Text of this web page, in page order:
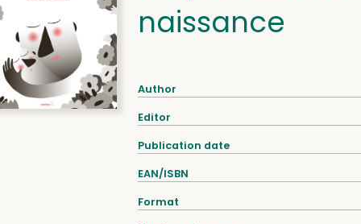
naissance
Author
Editor
Publication date
EAN/ISBN
Format